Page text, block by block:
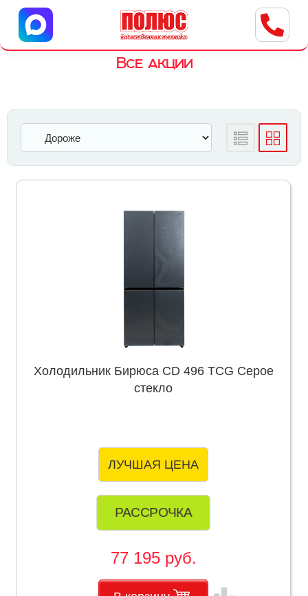
Центр бытовой техники
г. Ульяновск, ул. Пушкарева, 8a
Все акции
Холодильник Бирюса CD 496 TCG Серое
стекло
ЛУЧШАЯ ЦЕНА
РАССРОЧКА
77 195 руб.